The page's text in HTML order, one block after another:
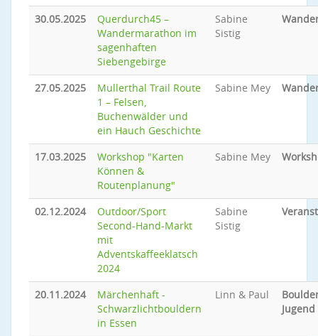
30.05.2025
Querdurch45 –
Wandermarathon im
sagenhaften
Siebengebirge
Sabine
Sistig
27.05.2025
Mullerthal Trail Route
1 – Felsen,
Buchenwälder und
ein Hauch Geschichte
Sabine Mey
17.03.2025
Workshop "Karten
Können &
Routenplanung"
Sabine Mey
02.12.2024
Outdoor/Sport
Second-Hand-Markt
mit
Adventskaffeeklatsch
2024
Sabine
Sistig
20.11.2024
Märchenhaft -
Schwarzlichtbouldern
in Essen
Linn & Paul
Jugend